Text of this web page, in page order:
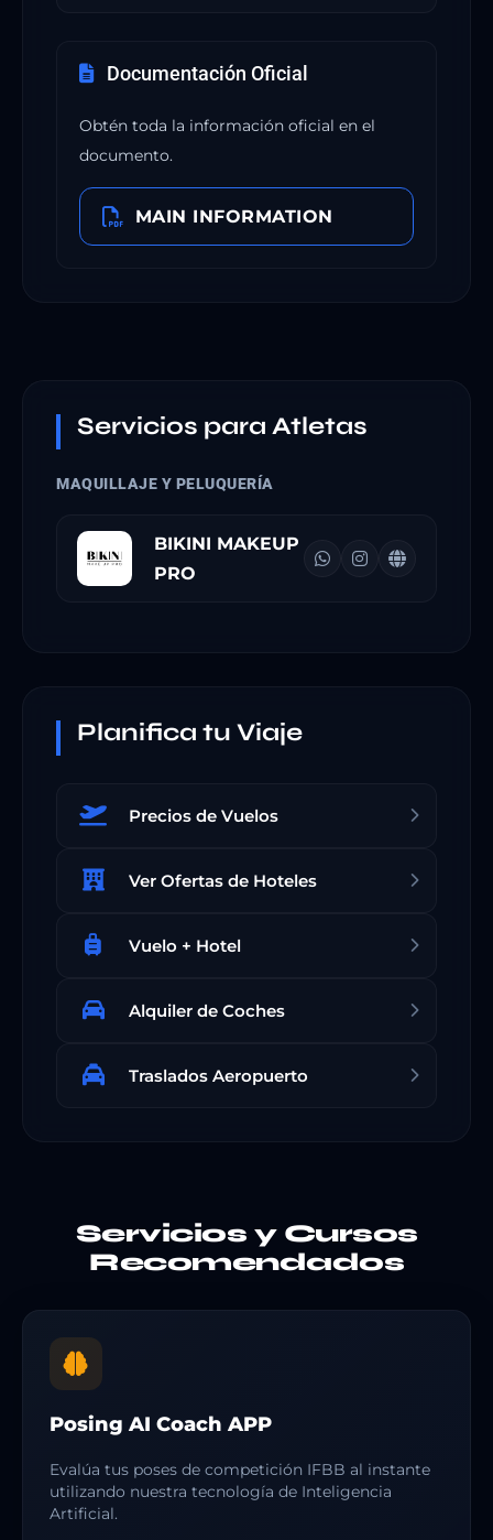
Documentación Oficial
Obtén toda la información oficial en el
documento.
MAIN INFORMATION
Servicios para Atletas
MAQUILLAJE Y PELUQUERÍA
BIKINI MAKEUP
PRO
Planifica tu Viaje
Precios de Vuelos
Ver Ofertas de Hoteles
Vuelo + Hotel
Alquiler de Coches
Traslados Aeropuerto
Servicios y Cursos
Recomendados
Posing AI Coach APP
Evalúa tus poses de competición IFBB al instante
utilizando nuestra tecnología de Inteligencia
Artificial.